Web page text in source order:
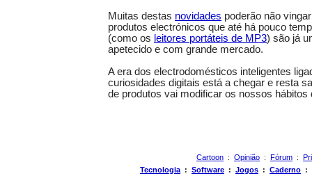
Muitas destas novidades poderão não
produtos electrónicos que até há pouco
(como os leitores portáteis de MP3) são já
apetecido e com grande mercado.
A era dos electrodomésticos inteligentes
curiosidades digitais está a chegar e resta
de produtos vai modificar os nossos hábitos
Cartoon : Opinião : Fórum :
Tecnologia : Software : Jogos : Caderno :